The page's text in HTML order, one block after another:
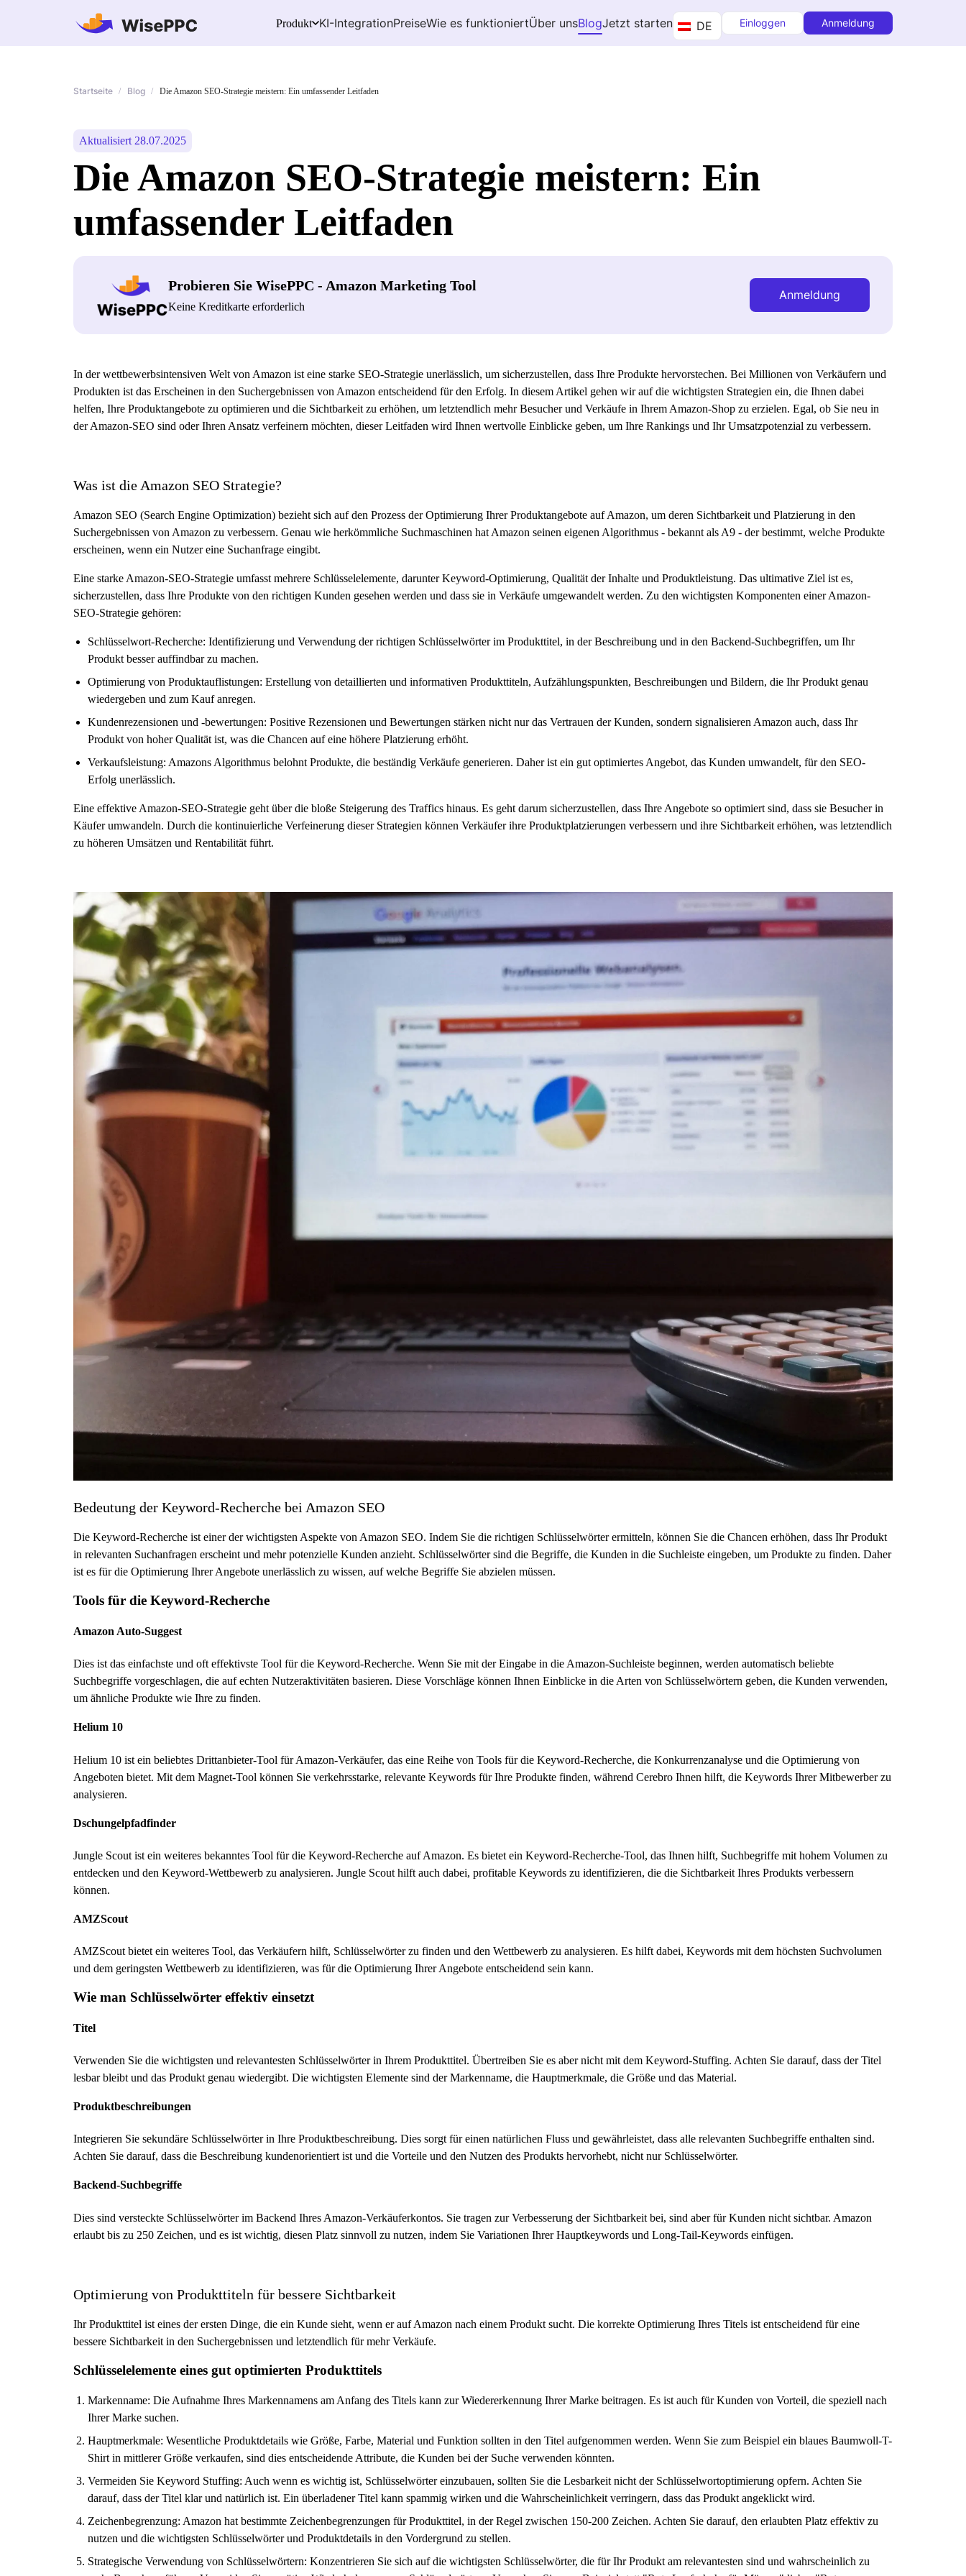
Produkt KI-IntegrationPreiseWie es funktioniertÜber unsBlogJetzt starten DE Einloggen Anmeldung
Startseite / Blog / Die Amazon SEO-Strategie meistern: Ein umfassender Leitfaden
Aktualisiert 28.07.2025
Die Amazon SEO-Strategie meistern: Ein
umfassender Leitfaden
Probieren Sie WisePPC - Amazon Marketing Tool
Keine Kreditkarte erforderlich
Anmeldung
In der wettbewerbsintensiven Welt von Amazon ist eine starke SEO-Strategie unerlässlich, um sicherzustellen, dass Ihre Produkte hervorstechen. Bei Millionen von Verkäufern und
Produkten ist das Erscheinen in den Suchergebnissen von Amazon entscheidend für den Erfolg. In diesem Artikel gehen wir auf die wichtigsten Strategien ein, die Ihnen dabei
helfen, Ihre Produktangebote zu optimieren und die Sichtbarkeit zu erhöhen, um letztendlich mehr Besucher und Verkäufe in Ihrem Amazon-Shop zu erzielen. Egal, ob Sie neu in
der Amazon-SEO sind oder Ihren Ansatz verfeinern möchten, dieser Leitfaden wird Ihnen wertvolle Einblicke geben, um Ihre Rankings und Ihr Umsatzpotenzial zu verbessern.
Was ist die Amazon SEO Strategie?
Amazon SEO (Search Engine Optimization) bezieht sich auf den Prozess der Optimierung Ihrer Produktangebote auf Amazon, um deren Sichtbarkeit und Platzierung in den
Suchergebnissen von Amazon zu verbessern. Genau wie herkömmliche Suchmaschinen hat Amazon seinen eigenen Algorithmus - bekannt als A9 - der bestimmt, welche Produkte
erscheinen, wenn ein Nutzer eine Suchanfrage eingibt.
Eine starke Amazon-SEO-Strategie umfasst mehrere Schlüsselelemente, darunter Keyword-Optimierung, Qualität der Inhalte und Produktleistung. Das ultimative Ziel ist es,
sicherzustellen, dass Ihre Produkte von den richtigen Kunden gesehen werden und dass sie in Verkäufe umgewandelt werden. Zu den wichtigsten Komponenten einer Amazon-
SEO-Strategie gehören:
Schlüsselwort-Recherche: Identifizierung und Verwendung der richtigen Schlüsselwörter im Produkttitel, in der Beschreibung und in den Backend-Suchbegriffen, um Ihr
Produkt besser auffindbar zu machen.
Optimierung von Produktauflistungen: Erstellung von detaillierten und informativen Produkttiteln, Aufzählungspunkten, Beschreibungen und Bildern, die Ihr Produkt genau
wiedergeben und zum Kauf anregen.
Kundenrezensionen und -bewertungen: Positive Rezensionen und Bewertungen stärken nicht nur das Vertrauen der Kunden, sondern signalisieren Amazon auch, dass Ihr
Produkt von hoher Qualität ist, was die Chancen auf eine höhere Platzierung erhöht.
Verkaufsleistung: Amazons Algorithmus belohnt Produkte, die beständig Verkäufe generieren. Daher ist ein gut optimiertes Angebot, das Kunden umwandelt, für den SEO-
Erfolg unerlässlich.
Eine effektive Amazon-SEO-Strategie geht über die bloße Steigerung des Traffics hinaus. Es geht darum sicherzustellen, dass Ihre Angebote so optimiert sind, dass sie Besucher in
Käufer umwandeln. Durch die kontinuierliche Verfeinerung dieser Strategien können Verkäufer ihre Produktplatzierungen verbessern und ihre Sichtbarkeit erhöhen, was letztendlich
zu höheren Umsätzen und Rentabilität führt.
Bedeutung der Keyword-Recherche bei Amazon SEO
Die Keyword-Recherche ist einer der wichtigsten Aspekte von Amazon SEO. Indem Sie die richtigen Schlüsselwörter ermitteln, können Sie die Chancen erhöhen, dass Ihr Produkt
in relevanten Suchanfragen erscheint und mehr potenzielle Kunden anzieht. Schlüsselwörter sind die Begriffe, die Kunden in die Suchleiste eingeben, um Produkte zu finden. Daher
ist es für die Optimierung Ihrer Angebote unerlässlich zu wissen, auf welche Begriffe Sie abzielen müssen.
Tools für die Keyword-Recherche
Amazon Auto-Suggest
Dies ist das einfachste und oft effektivste Tool für die Keyword-Recherche. Wenn Sie mit der Eingabe in die Amazon-Suchleiste beginnen, werden automatisch beliebte
Suchbegriffe vorgeschlagen, die auf echten Nutzeraktivitäten basieren. Diese Vorschläge können Ihnen Einblicke in die Arten von Schlüsselwörtern geben, die Kunden verwenden,
um ähnliche Produkte wie Ihre zu finden.
Helium 10
Helium 10 ist ein beliebtes Drittanbieter-Tool für Amazon-Verkäufer, das eine Reihe von Tools für die Keyword-Recherche, die Konkurrenzanalyse und die Optimierung von
Angeboten bietet. Mit dem Magnet-Tool können Sie verkehrsstarke, relevante Keywords für Ihre Produkte finden, während Cerebro Ihnen hilft, die Keywords Ihrer Mitbewerber zu
analysieren.
Dschungelpfadfinder
Jungle Scout ist ein weiteres bekanntes Tool für die Keyword-Recherche auf Amazon. Es bietet ein Keyword-Recherche-Tool, das Ihnen hilft, Suchbegriffe mit hohem Volumen zu
entdecken und den Keyword-Wettbewerb zu analysieren. Jungle Scout hilft auch dabei, profitable Keywords zu identifizieren, die die Sichtbarkeit Ihres Produkts verbessern
können.
AMZScout
AMZScout bietet ein weiteres Tool, das Verkäufern hilft, Schlüsselwörter zu finden und den Wettbewerb zu analysieren. Es hilft dabei, Keywords mit dem höchsten Suchvolumen
und dem geringsten Wettbewerb zu identifizieren, was für die Optimierung Ihrer Angebote entscheidend sein kann.
Wie man Schlüsselwörter effektiv einsetzt
Titel
Verwenden Sie die wichtigsten und relevantesten Schlüsselwörter in Ihrem Produkttitel. Übertreiben Sie es aber nicht mit dem Keyword-Stuffing. Achten Sie darauf, dass der Titel
lesbar bleibt und das Produkt genau wiedergibt. Die wichtigsten Elemente sind der Markenname, die Hauptmerkmale, die Größe und das Material.
Produktbeschreibungen
Integrieren Sie sekundäre Schlüsselwörter in Ihre Produktbeschreibung. Dies sorgt für einen natürlichen Fluss und gewährleistet, dass alle relevanten Suchbegriffe enthalten sind.
Achten Sie darauf, dass die Beschreibung kundenorientiert ist und die Vorteile und den Nutzen des Produkts hervorhebt, nicht nur Schlüsselwörter.
Backend-Suchbegriffe
Dies sind versteckte Schlüsselwörter im Backend Ihres Amazon-Verkäuferkontos. Sie tragen zur Verbesserung der Sichtbarkeit bei, sind aber für Kunden nicht sichtbar. Amazon
erlaubt bis zu 250 Zeichen, und es ist wichtig, diesen Platz sinnvoll zu nutzen, indem Sie Variationen Ihrer Hauptkeywords und Long-Tail-Keywords einfügen.
Optimierung von Produkttiteln für bessere Sichtbarkeit
Ihr Produkttitel ist eines der ersten Dinge, die ein Kunde sieht, wenn er auf Amazon nach einem Produkt sucht. Die korrekte Optimierung Ihres Titels ist entscheidend für eine
bessere Sichtbarkeit in den Suchergebnissen und letztendlich für mehr Verkäufe.
Schlüsselelemente eines gut optimierten Produkttitels
Markenname: Die Aufnahme Ihres Markennamens am Anfang des Titels kann zur Wiedererkennung Ihrer Marke beitragen. Es ist auch für Kunden von Vorteil, die speziell nach
Ihrer Marke suchen.
Hauptmerkmale: Wesentliche Produktdetails wie Größe, Farbe, Material und Funktion sollten in den Titel aufgenommen werden. Wenn Sie zum Beispiel ein blaues Baumwoll-T-
Shirt in mittlerer Größe verkaufen, sind dies entscheidende Attribute, die Kunden bei der Suche verwenden könnten.
Vermeiden Sie Keyword Stuffing: Auch wenn es wichtig ist, Schlüsselwörter einzubauen, sollten Sie die Lesbarkeit nicht der Schlüsselwortoptimierung opfern. Achten Sie
darauf, dass der Titel klar und natürlich ist. Ein überladener Titel kann spammig wirken und die Wahrscheinlichkeit verringern, dass das Produkt angeklickt wird.
Zeichenbegrenzung: Amazon hat bestimmte Zeichenbegrenzungen für Produkttitel, in der Regel zwischen 150-200 Zeichen. Achten Sie darauf, den erlaubten Platz effektiv zu
nutzen und die wichtigsten Schlüsselwörter und Produktdetails in den Vordergrund zu stellen.
Strategische Verwendung von Schlüsselwörtern: Konzentrieren Sie sich auf die wichtigsten Schlüsselwörter, die für Ihr Produkt am relevantesten sind und wahrscheinlich zu